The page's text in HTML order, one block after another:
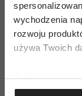
wychodzenia
rozwoju
używa Twoich